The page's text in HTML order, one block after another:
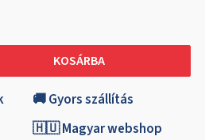
KOSÁRBA
🚚 Gyors szállítás
🇭🇺 Magyar webshop